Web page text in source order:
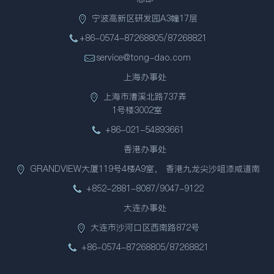
宁波高新区研发园A3幢17层
+86-0574-87268805/87268821
service@tong-dao.com
上海办事处
上海市漕溪北路737弄
1号楼3002室
+86-021-54893661
香港办事处
GRANDVIEW大厦119号4楼A9室， 香港九龙尖沙咀漆咸道南
+852-2881-8087/9047-9122
大连办事处
大连市沙河口区西南路872号
+86-0574-87268805/87268821